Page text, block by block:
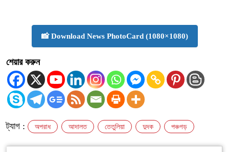
📸 Download News PhotoCard (1080×1080)
শেয়ার করুন
ট্যাগ : অপরাধ আদালত তেতুলিয়া দুদক পঞ্চগড়